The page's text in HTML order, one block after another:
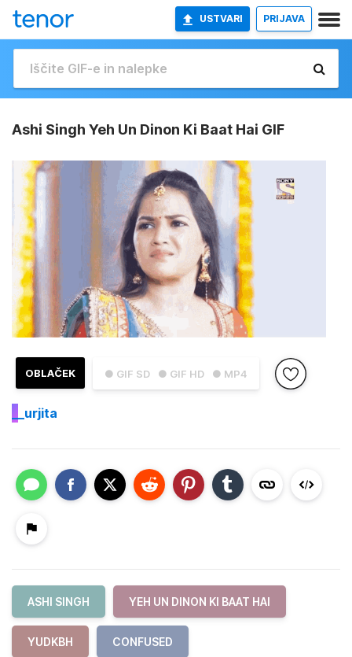
USTVARI PRIJAVA
Ashi Singh Yeh Un Dinon Ki Baat Hai GIF
● GIF SD ● GIF HD ● MP4
OBLAČEK
_ _urjita
ASHI SINGH YEH UN DINON KI BAAT HAI
YUDKBH CONFUSED